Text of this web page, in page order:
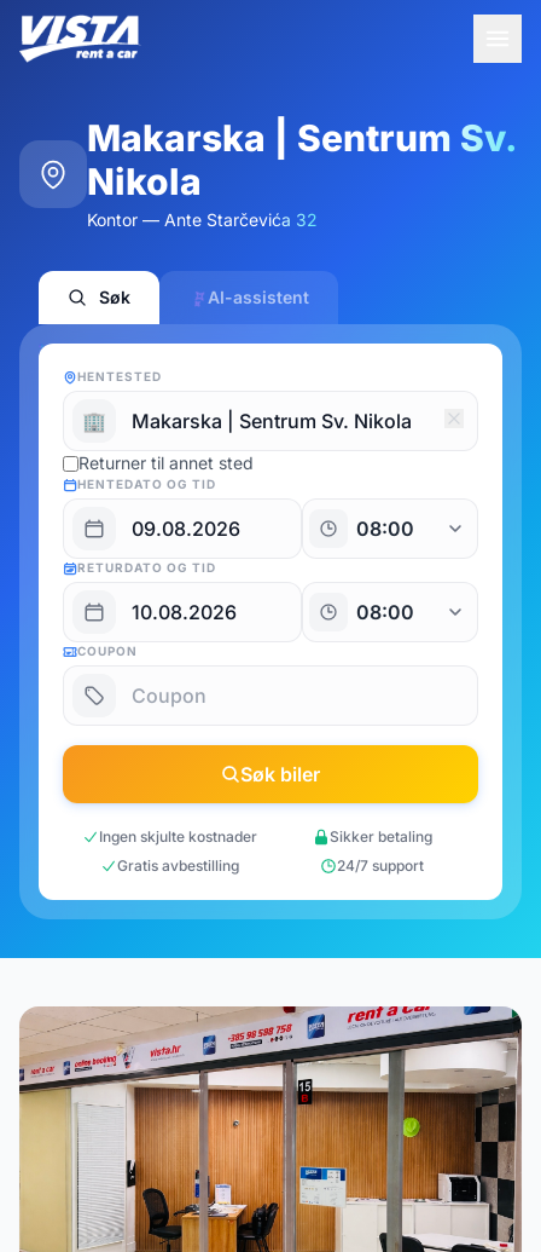
Makarska | Sentrum Sv.
Nikola
Kontor — Ante Starčevića 32
Søk AI-assistent
HENTESTED
🏢
Returner til annet sted
HENTEDATO OG TID
RETURDATO OG TID
COUPON
Søk biler
Ingen skjulte kostnader
Sikker betaling
Gratis avbestilling
24/7 support